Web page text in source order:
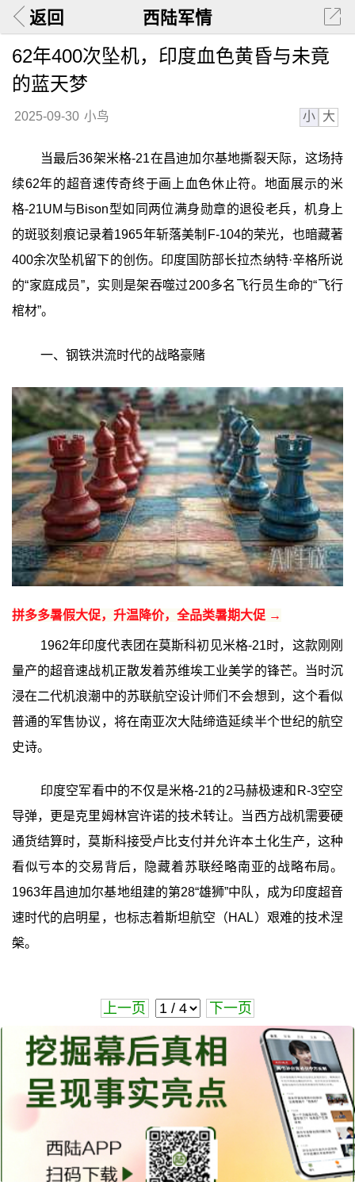
返回 西陆军情
62年400次坠机，印度血色黄昏与未竟
的蓝天梦
2025-09-30 小鸟 小 大
当最后36架米格-21在昌迪加尔基地撕裂天际，这场持
续62年的超音速传奇终于画上血色休止符。地面展示的米
格-21UM与Bison型如同两位满身勋章的退役老兵，机身上
的斑驳刻痕记录着1965年斩落美制F-104的荣光，也暗藏著
400余次坠机留下的创伤。印度国防部长拉杰纳特·辛格所说
的“家庭成员”，实则是架吞噬过200多名飞行员生命的“飞行
棺材”。
一、钢铁洪流时代的战略豪赌
拼多多暑假大促，升温降价，全品类暑期大促 →
1962年印度代表团在莫斯科初见米格-21时，这款刚刚
量产的超音速战机正散发着苏维埃工业美学的锋芒。当时沉
浸在二代机浪潮中的苏联航空设计师们不会想到，这个看似
普通的军售协议，将在南亚次大陆缔造延续半个世纪的航空
史诗。
印度空军看中的不仅是米格-21的2马赫极速和R-3空空
导弹，更是克里姆林宫许诺的技术转让。当西方战机需要硬
通货结算时，莫斯科接受卢比支付并允许本土化生产，这种
看似亏本的交易背后，隐藏着苏联经略南亚的战略布局。
1963年昌迪加尔基地组建的第28“雄狮”中队，成为印度超音
速时代的启明星，也标志着斯坦航空（HAL）艰难的技术涅
槃。
上一页 下一页